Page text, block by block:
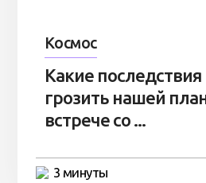
Космос
Какие последствия
грозить нашей
встрече со ...
3 минуты